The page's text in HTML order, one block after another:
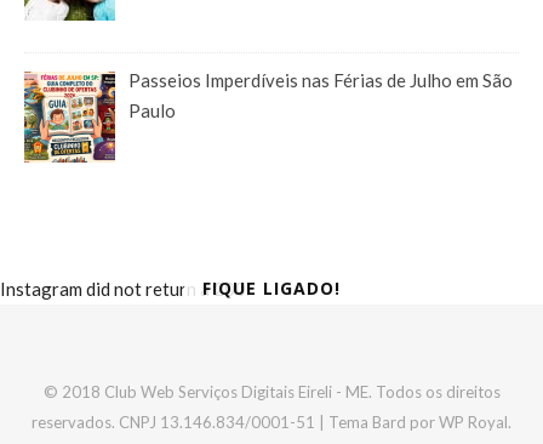
Passeios Imperdíveis nas Férias de Julho em São
Paulo
FIQUE LIGADO!
Instagram did not return a 200.
© 2018 Club Web Serviços Digitais Eireli - ME. Todos os direitos
reservados. CNPJ 13.146.834/0001-51 | Tema Bard porWP Royal.